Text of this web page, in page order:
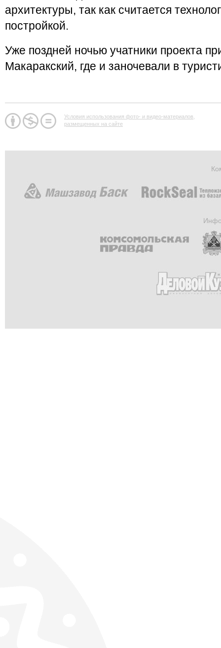
архитектуры, так как считается
постройкой.
Уже поздней ночью учатники проекта
Макаракский, где и заночевали в
Условия использования фото- и видео-материалов,
размещенных на сайте